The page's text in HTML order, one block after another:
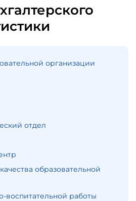
организации
отдел
образовательной
воспитательной работы